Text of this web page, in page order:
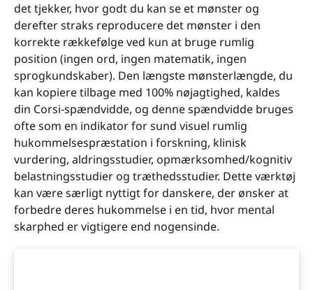
det tjekker, hvor godt du kan se et mønster og
derefter straks reproducere det mønster i den
korrekte rækkefølge ved kun at bruge rumlig
position (ingen ord, ingen matematik, ingen
sprogkundskaber). Den længste mønsterlængde, du
kan kopiere tilbage med 100% nøjagtighed, kaldes
din Corsi-spændvidde, og denne spændvidde bruges
ofte som en indikator for sund visuel rumlig
hukommelsespræstation i forskning, klinisk
vurdering, aldringsstudier, opmærksomhed/kognitiv
belastningsstudier og træthedsstudier. Dette værktøj
kan være særligt nyttigt for danskere, der ønsker at
forbedre deres hukommelse i en tid, hvor mental
skarphed er vigtigere end nogensinde.